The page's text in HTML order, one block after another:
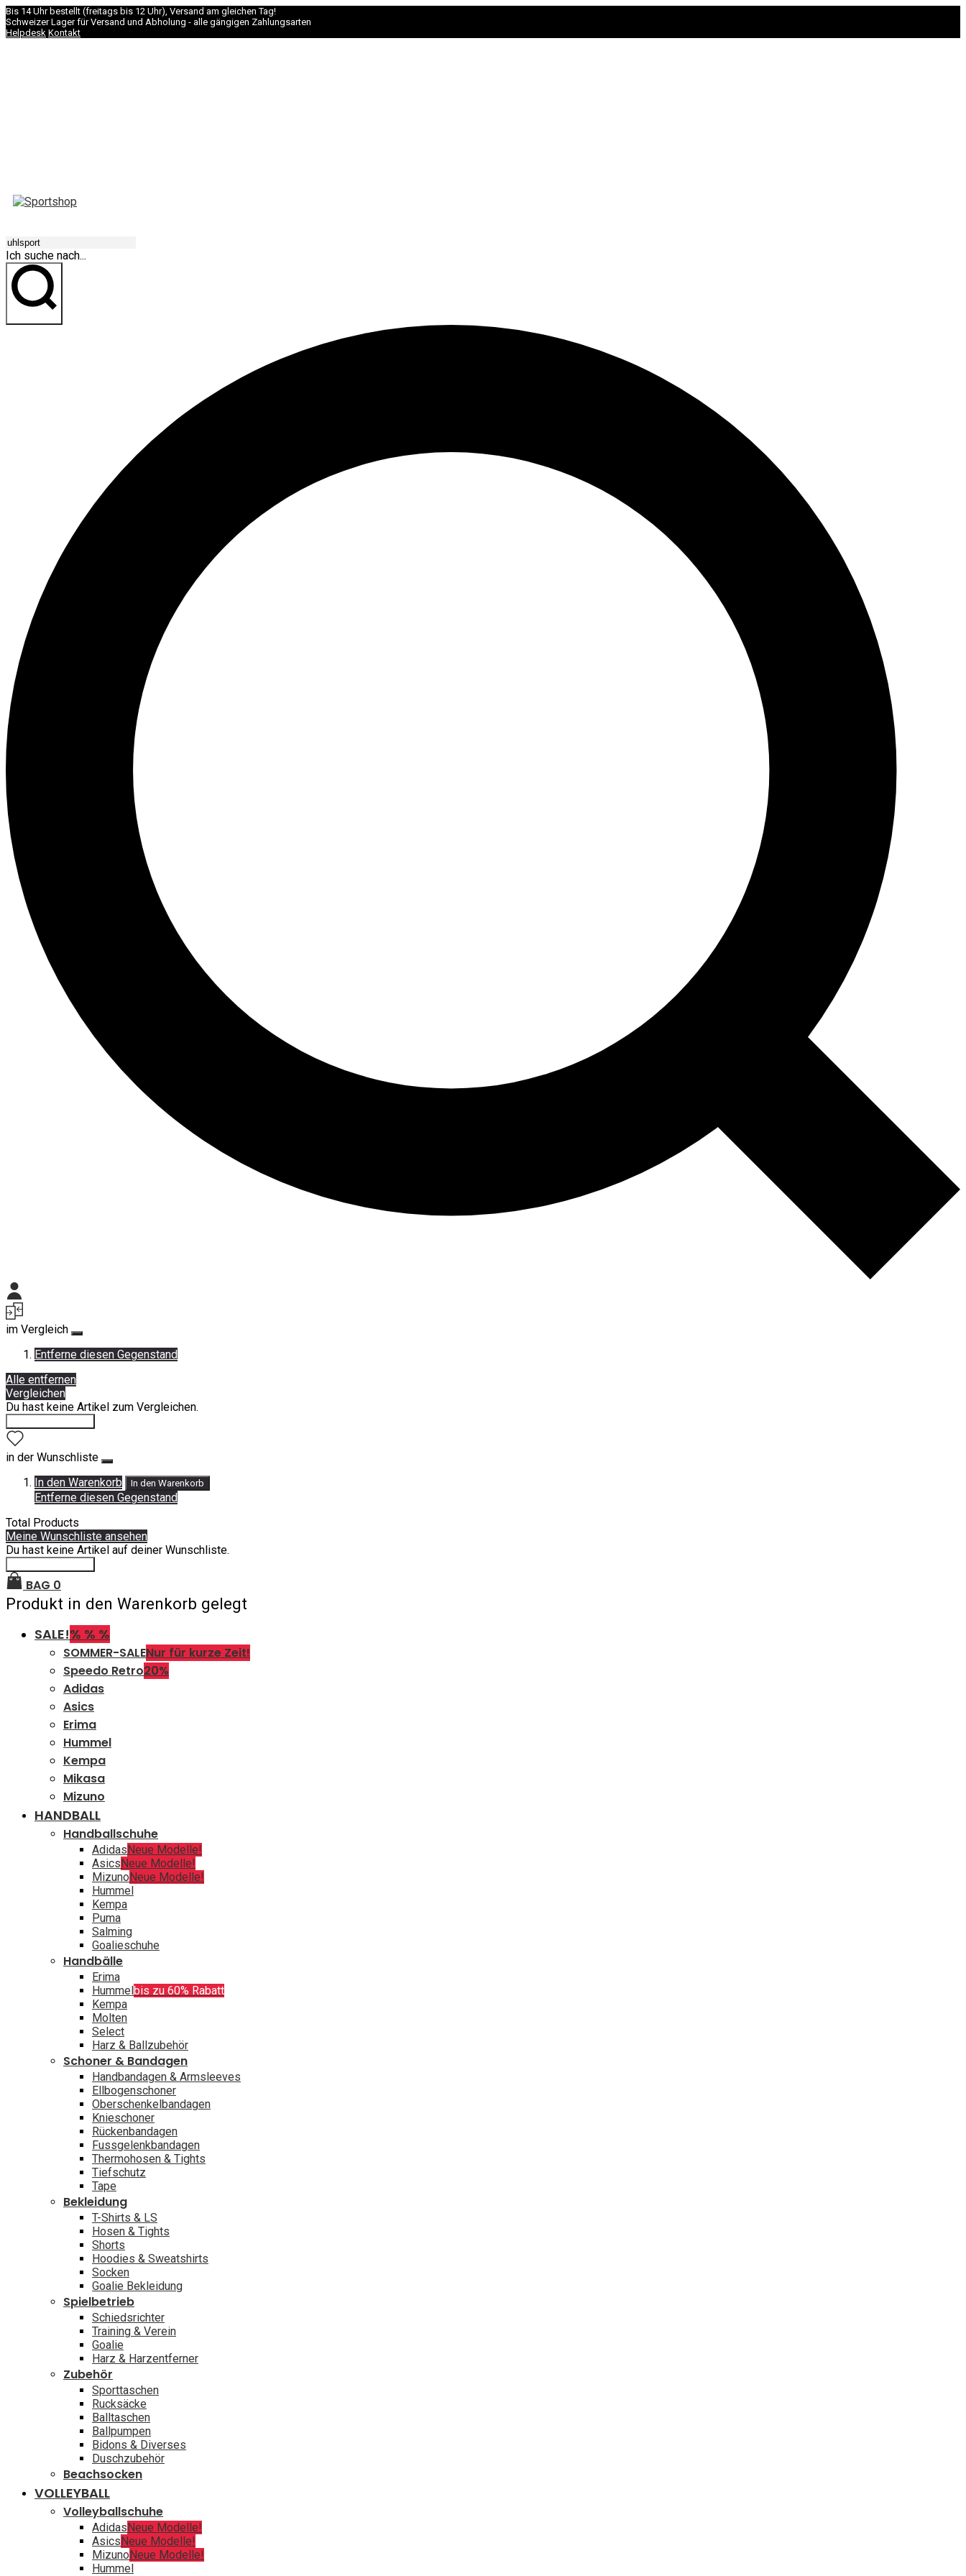
Bis 14 Uhr bestellt (freitags bis 12 Uhr), Versand am gleichen Tag!
Schweizer Lager für Versand und Abholung - alle gängigen Zahlungsarten
Helpdesk Kontakt
Ich suche nach...
im Vergleich
Entferne diesen Gegenstand
Alle entfernen
Vergleichen
Du hast keine Artikel zum Vergleichen.
in der Wunschliste
In den Warenkorb
In den Warenkorb
Entferne diesen Gegenstand
Total Products
Meine Wunschliste ansehen
Du hast keine Artikel auf deiner Wunschliste.
BAG 0
Produkt in den Warenkorb gelegt
SALE!% % %
SOMMER-SALENur für kurze Zeit!
Speedo Retro20%
Adidas
Asics
Erima
Hummel
Kempa
Mikasa
Mizuno
HANDBALL
Handballschuhe
AdidasNeue Modelle!
AsicsNeue Modelle!
MizunoNeue Modelle!
Hummel
Kempa
Puma
Salming
Goalieschuhe
Handbälle
Erima
Hummelbis zu 60% Rabatt
Kempa
Molten
Select
Harz & Ballzubehör
Schoner & Bandagen
Handbandagen & Armsleeves
Ellbogenschoner
Oberschenkelbandagen
Knieschoner
Rückenbandagen
Fussgelenkbandagen
Thermohosen & Tights
Tiefschutz
Tape
Bekleidung
T-Shirts & LS
Hosen & Tights
Shorts
Hoodies & Sweatshirts
Socken
Goalie Bekleidung
Spielbetrieb
Schiedsrichter
Training & Verein
Goalie
Harz & Harzentferner
Zubehör
Sporttaschen
Rucksäcke
Balltaschen
Ballpumpen
Bidons & Diverses
Duschzubehör
Beachsocken
VOLLEYBALL
Volleyballschuhe
AdidasNeue Modelle!
AsicsNeue Modelle!
MizunoNeue Modelle!
Hummel